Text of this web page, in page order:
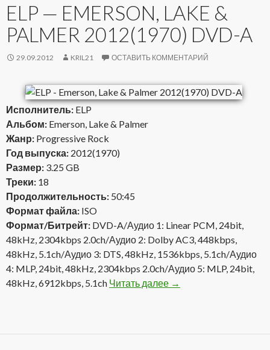
ELP — EMERSON, LAKE &
PALMER 2012(1970) DVD-A
29.09.2012 KRIL21 ОСТАВИТЬ КОММЕНТАРИЙ
Исполнитель: ELP
Альбом: Emerson, Lake & Palmer
Жанр: Progressive Rock
Год выпуска: 2012(1970)
Размер: 3.25 GB
Треки: 18
Продолжительность: 50:45
Формат файла: ISO
Формат/Битрейт: DVD-A/Аудио 1: Linear PCM, 24bit,
48kHz, 2304kbps 2.0ch/Аудио 2: Dolby AC3, 448kbps,
48kHz, 5.1ch/Аудио 3: DTS, 48kHz, 1536kbps, 5.1ch/Аудио
4: MLP, 24bit, 48kHz, 2304kbps 2.0ch/Аудио 5: MLP, 24bit,
48kHz, 6912kbps, 5.1ch Читать далее ELP — Emerson, Lake
→